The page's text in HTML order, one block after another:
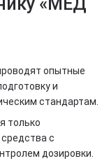
опытные
и
стандартам.
только
с
дозировки.